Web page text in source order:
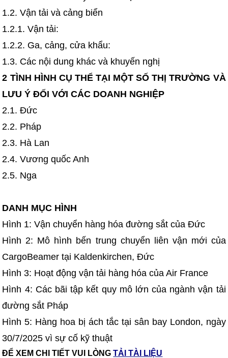
1.2. Vận tải và cảng biển
1.2.1. Vận tải:
1.2.2. Ga, cảng, cửa khẩu:
1.3. Các nội dung khác và khuyến nghị
2 TÌNH HÌNH CỤ THỂ TẠI MỘT SỐ THỊ TRƯỜNG VÀ
LƯU Ý ĐỐI VỚI CÁC DOANH NGHIỆP
2.1. Đức
2.2. Pháp
2.3. Hà Lan
2.4. Vương quốc Anh
2.5. Nga
DANH MỤC HÌNH
Hình 1: Vận chuyển hàng hóa đường sắt của Đức
Hình 2: Mô hình bến trung chuyển liên vận mới của
CargoBeamer tại Kaldenkirchen, Đức
Hình 3: Hoạt động vận tải hàng hóa của Air France
Hình 4: Các bãi tập kết quy mô lớn của ngành vận tải
đường sắt Pháp
Hình 5: Hàng hoa bị ách tắc tại sân bay London, ngày
30/7/2025 vì sự cố kỹ thuật
ĐỂ XEM CHI TIẾT VUI LÒNGTẢI TÀI LIỆU